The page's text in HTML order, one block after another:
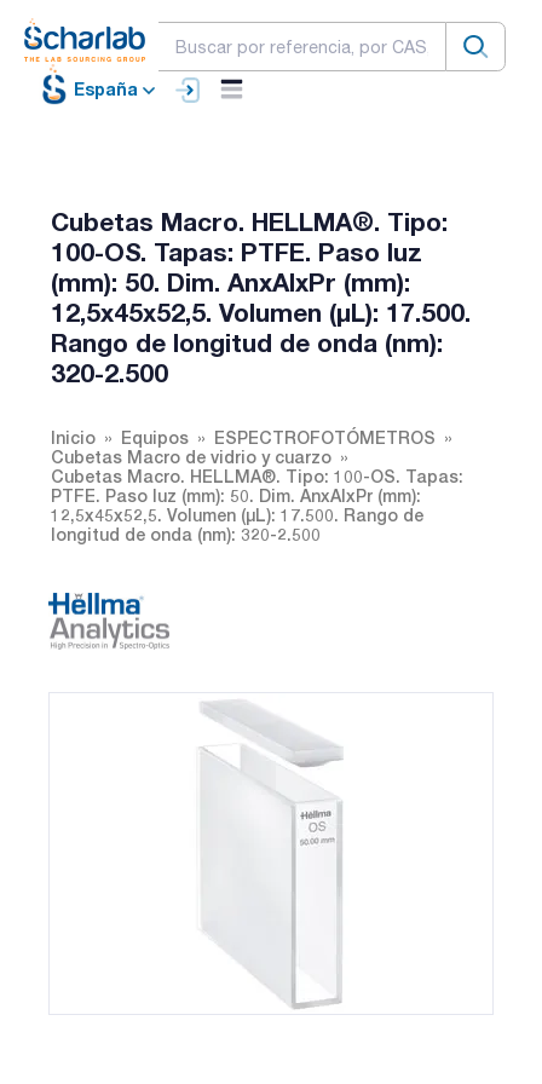
España
Cubetas Macro. HELLMA®. Tipo:
100-OS. Tapas: PTFE. Paso luz
(mm): 50. Dim. AnxAlxPr (mm):
12,5x45x52,5. Volumen (µL): 17.500.
Rango de longitud de onda (nm):
320-2.500
Inicio Equipos
ESPECTROFOTÓMETROS
Cubetas Macro de vidrio y cuarzo
Cubetas Macro. HELLMA®. Tipo: 100-OS. Tapas:
PTFE. Paso luz (mm): 50. Dim. AnxAlxPr (mm):
12,5x45x52,5. Volumen (µL): 17.500. Rango de
longitud de onda (nm): 320-2.500